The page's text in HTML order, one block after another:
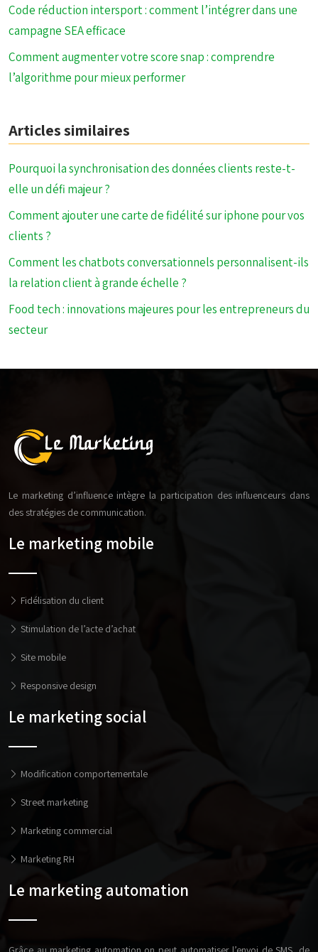
Code réduction intersport : comment l’intégrer dans une
campagne SEA efficace
Comment augmenter votre score snap : comprendre
l’algorithme pour mieux performer
Articles similaires
Pourquoi la synchronisation des données clients reste-t-
elle un défi majeur ?
Comment ajouter une carte de fidélité sur iphone pour vos
clients ?
Comment les chatbots conversationnels personnalisent-ils
la relation client à grande échelle ?
Food tech : innovations majeures pour les entrepreneurs du
secteur
Le marketing d’influence intègre la participation des influenceurs dans
des stratégies de communication.
Le marketing mobile
Fidélisation du client
Stimulation de l’acte d’achat
Site mobile
Responsive design
Le marketing social
Modification comportementale
Street marketing
Marketing commercial
Marketing RH
Le marketing automation